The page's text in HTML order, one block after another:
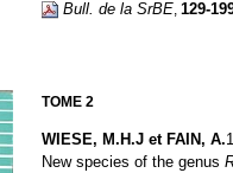
Bull. de la SrBE,129-
TOME 2
WIESE, M.H.J et FAIN, A.
New species of the genus